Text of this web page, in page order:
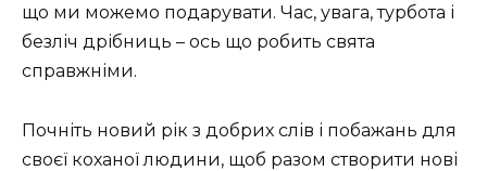
що ми можемо подарувати. Час, увага, турбота і
безліч дрібниць – ось що робить свята
справжніми.
Почніть новий рік з добрих слів і побажань для
своєї коханої людини, щоб разом створити нові